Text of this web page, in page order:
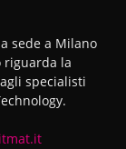
sede a Milano
riguarda la
specialisti